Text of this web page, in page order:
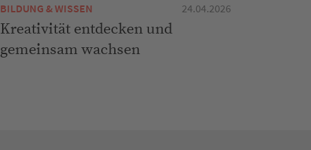
BILDUNG & WISSEN 24.04.2026
Kreativität entdecken und
gemeinsam wachsen